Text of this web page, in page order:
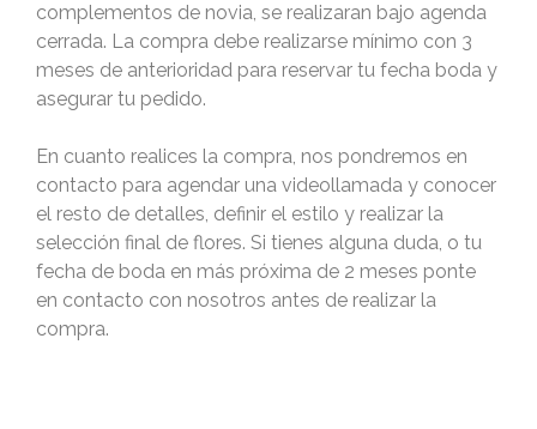
complementos de novia, se realizaran bajo agenda
cerrada. La compra debe realizarse mínimo con 3
meses de anterioridad para reservar tu fecha boda y
asegurar tu pedido.
En cuanto realices la compra, nos pondremos en
contacto para agendar una videollamada y conocer
el resto de detalles, definir el estilo y realizar la
selección final de flores. Si tienes alguna duda, o tu
fecha de boda en más próxima de 2 meses ponte
en contacto con nosotros antes de realizar la
compra.